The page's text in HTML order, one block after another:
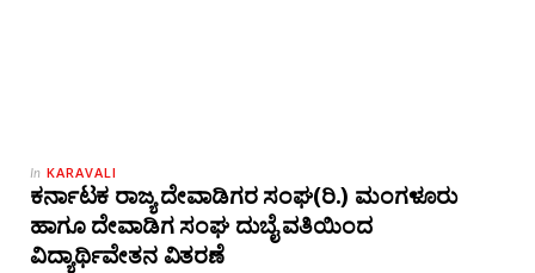
In KARAVALI
ಕರ್ನಾಟಕ ರಾಜ್ಯ ದೇವಾಡಿಗರ ಸಂಘ(ರಿ.) ಮಂಗಳೂರು
ಹಾಗೂ ದೇವಾಡಿಗ ಸಂಘ ದುಬೈ ವತಿಯಿಂದ
ವಿದ್ಯಾರ್ಥಿವೇತನ ವಿತರಣೆ